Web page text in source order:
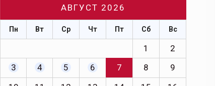
АВГУСТ 2026
Пн Вт Ср Чт Пт Сб Вс
1
2
3
4 5 6 7 8
9